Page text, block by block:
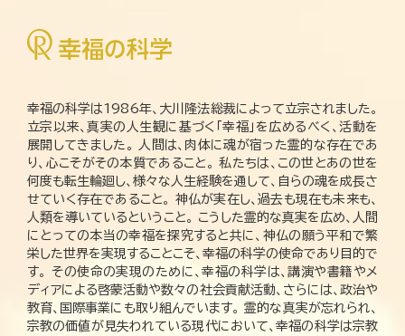
幸福の科学は1986年、大川隆法総裁によって立宗されました。
立宗以来、真実の人生観に基づく「幸福」を広めるべく、活動を
展開してきました。 人間は、肉体に魂が宿った霊的な存在であ
り、心こそがその本質であること。 私たちは、この世とあの世を
何度も転生輪廻し、様々な人生経験を通して、自らの魂を成長さ
せていく存在であること。 神仏が実在し、過去も現在も未来も、
人類を導いているということ。 こうした霊的な真実を広め、人間
にとっての本当の幸福を探究すると共に、神仏の願う平和で繁
栄した世界を実現することこそ、幸福の科学の使命であり目的で
す。 その使命の実現のために、幸福の科学は、講演や書籍やメ
ディアによる啓蒙活動や数々の社会貢献活動、さらには、政治や
教育、国際事業にも取り組んでいます。 霊的な真実が忘れられ、
宗教の価値が見失われている現代において、幸福の科学は宗教